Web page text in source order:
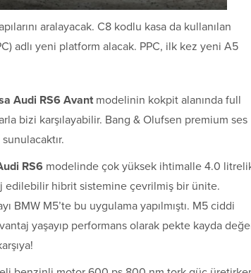
aralayacak. C8 kodlu kasa da kullanılan
adlı yeni platform alacak. PPC, ilk kez yeni A5
Audi RS6 Avant modelinin kokpit alanında full
bizi karşılayabilir. Bang & Olufsen premium ses
RS6 modelinde çok yüksek ihtimalle 4.0
edilebilir hibrit sistemine çevrilmiş bir ünite.
BMW M5’te bu uygulama yapılmıştı. M5 ciddi
yaşayıp performans olarak pekte kayda